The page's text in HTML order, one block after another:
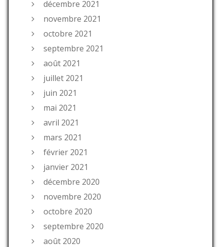
décembre 2021
novembre 2021
octobre 2021
septembre 2021
août 2021
juillet 2021
juin 2021
mai 2021
avril 2021
mars 2021
février 2021
janvier 2021
décembre 2020
novembre 2020
octobre 2020
septembre 2020
août 2020